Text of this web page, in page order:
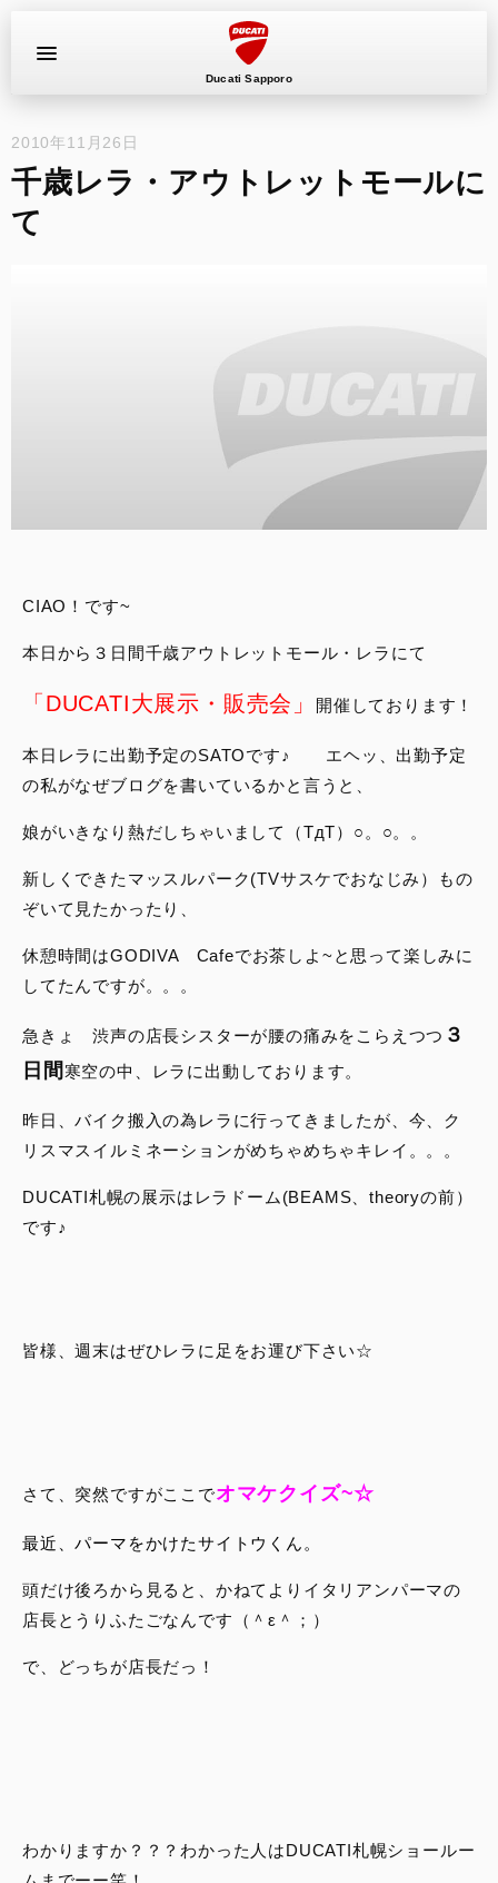
Ducati Sapporo
イベント
スタッフ
DUCATI OWNER’S CLUB
コンフィギュレーター
お問合せ
2010年11月26日
千歳レラ・アウトレットモールに
て
CIAO！です~
本日から３日間千歳アウトレットモール・レラにて
「DUCATI大展示・販売会」 開催しております！
本日レラに出勤予定のSATOです♪ エヘッ、出勤予定
の私がなぜブログを書いているかと言うと、
娘がいきなり熱だしちゃいまして（TдT）○。○。。
新しくできたマッスルパーク(TVサスケでおなじみ）もの
ぞいて見たかったり、
休憩時間はGODIVA Cafeでお茶しよ~と思って楽しみに
してたんですが。。。
急きょ 渋声の店長シスターが腰の痛みをこらえつつ ３
日間 寒空の中、レラに出動しております。
昨日、バイク搬入の為レラに行ってきましたが、今、ク
リスマスイルミネーションがめちゃめちゃキレイ。。。
DUCATI札幌の展示はレラドーム(BEAMS、theoryの前）
です♪
皆様、週末はぜひレラに足をお運び下さい☆
さて、突然ですがここでオマケクイズ~☆
最近、パーマをかけたサイトウくん。
頭だけ後ろから見ると、かねてよりイタリアンパーマの
店長とうりふたごなんです（＾ε＾；）
で、どっちが店長だっ！
わかりますか？？？わかった人はDUCATI札幌ショールー